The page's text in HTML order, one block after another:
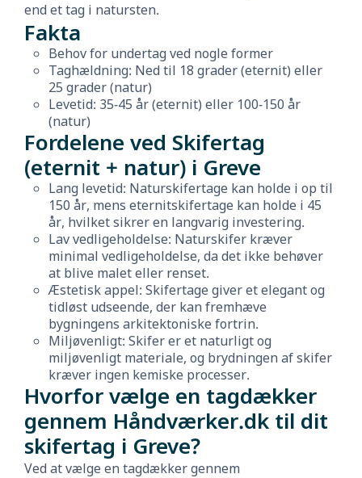
end et tag i natursten.
Fakta
Behov for undertag ved nogle former
Taghældning: Ned til 18 grader (eternit) eller
25 grader (natur)
Levetid: 35-45 år (eternit) eller 100-150 år
(natur)
Fordelene ved Skifertag
(eternit + natur) i Greve
Lang levetid: Naturskifertage kan holde i op til
150 år, mens eternitskifertage kan holde i 45
år, hvilket sikrer en langvarig investering.
Lav vedligeholdelse: Naturskifer kræver
minimal vedligeholdelse, da det ikke behøver
at blive malet eller renset.
Æstetisk appel: Skifertage giver et elegant og
tidløst udseende, der kan fremhæve
bygningens arkitektoniske fortrin.
Miljøvenligt: Skifer er et naturligt og
miljøvenligt materiale, og brydningen af skifer
kræver ingen kemiske processer.
Hvorfor vælge en tagdækker
gennem Håndværker.dk til dit
skifertag i Greve?
Ved at vælge en tagdækker gennem